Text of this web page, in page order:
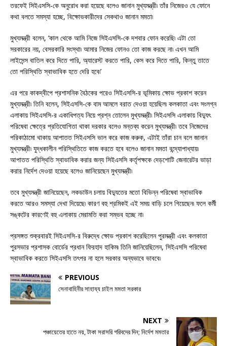
তরফেই সিইএসসি-কে অনুরোধ করা হয়েছে বলেও জানান মুখ্যমন্ত্রী৷ তাঁর নিজেরও যে ফোনে
কথা বলতে সমস্যা হচ্ছে, বিক্ষোভকারীদের সেকথাও জানান মমতা৷
মুখ্যমন্ত্রী বলেন, ‘কাল থেকে আমি নিজে সিইএসসি-কে দশবার ফোন করেছি৷ এটা তো
সরকারের নয়, বেসরকারি সংস্থা৷ আমার নিজের ফোনও তো কাজ করছে না৷ এখন আমি
লাইসেন্স বাতিল করে দিতে পারি, অ্যারেস্ট করতে পারি, কেস করে দিতে পারি, কিন্তু তাতে
তো পরিস্থিতি স্বাভাবিক হতে দেরি হবে৷’
এর পরে কাকদ্বীপে প্রশাসনিক বৈঠকের পরেও সিইএসসি-র ভূমিকায় ক্ষোভ প্রকাশ করেন
মুখ্যমন্ত্রী৷ তিনি বলেন, সিইএসসি-কে বাম আমলে বরাত দেওয়া হয়েছিল৷ কলকাতা এবং সংলগ্ন
এলাকায় সিইএসসি-র একাধিপত্য নিয়ে প্রশ্ন তোলেন মুখ্যমন্ত্রী৷ সিইএসসি এলাকায় বিদ্যুৎ
পরিষেবা ক্ষেত্রে প্রতিযোগিতা থাকা দরকার বলেও মন্তব্য করেন মুখ্যমন্ত্রী৷ তবে নিজেদের
পরিকাঠামো থাকায় আপাতত সিইএসসি ভাল করে কাজ করুক, এটাই তাঁরা চান বলে জানান
মুখ্যমন্ত্রী৷ যুদ্ধকালীন পরিস্থিতিতে কাজ করতে হবে বলেও জানান মমতা বন্দ্যোপাধ্যায়৷
আপাতত পরিস্থিতি স্বাভাবিক করার জন্য সিইএসসি কর্তৃপক্ষকে দেড়শোটি জেনারেটর ভাড়া
করার নির্দেশ দেওয়া হয়েছে বলেও জানিয়েছেন মুখ্যমন্ত্রী৷
তবে মুখ্যমন্ত্রী জানিয়েছেন, লকডাউন চলায় বিদ্যুতের মতো বিভিন্ন পরিষেবা স্বাভাবিক
করতে আরও সমস্যা দেখা দিয়েছে৷ কারণ বহু শ্রমিকই এই সময় বাড়ি চলে গিয়েছেন৷ ফলে কর্মী
সঙ্কটের কারণেই বহু এলাকায় মেরামতি করা সম্ভব হচ্ছে না৷
প্রসঙ্গত শুক্রবারই সিইএসসি-র বিরুদ্ধে ক্ষোভ প্রকাশ করেছিলেন পুরমন্ত্রী এবং কলকাতা
পুরসভার প্রশাসক বোর্ডের প্রধান ফিরহাদ হাকিম৷ তিনি জানিয়েছিলেন, সিইএসসি পরিষেবা
স্বাভাবিক করতে সিইএসসি তৎপর না হলে সরকার অন্যভাবে ভাববে৷
PREVIOUS
সেনাবাহিনীর সাহায্য চাইল মমতা সরকার
NEXT
পঞ্চায়েতের হাতে নয়, টাকা সরাসরি গরিবদের দিন; নির্দেশ মমতার